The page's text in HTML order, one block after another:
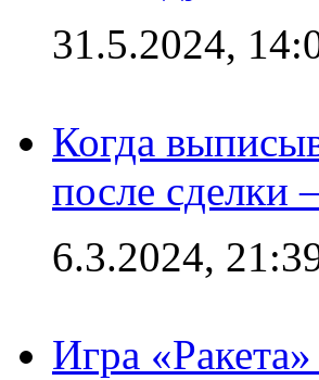
31.5.2024,
Когда
после сделки
6.3.2024,
Игра